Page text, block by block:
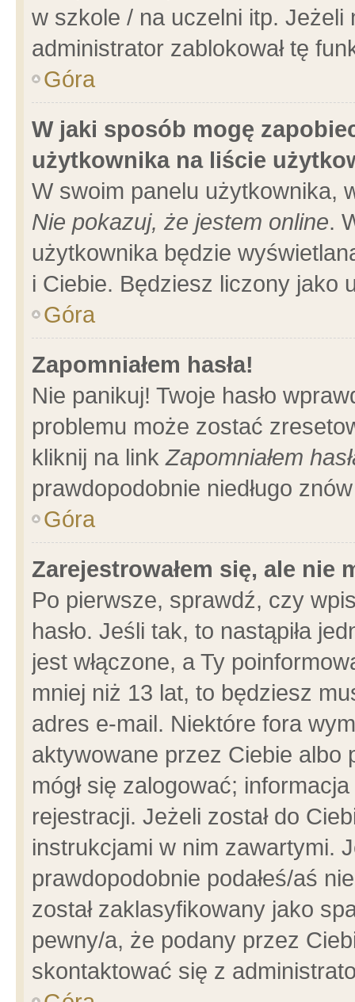
w szkole / na uczelni itp.
administrator zablokował tę
Góra
W jaki sposób mogę
użytkownika na liście
W swoim panelu użytkownika,
Nie pokazuj, że jestem online.
użytkownika będzie
i Ciebie. Będziesz liczony jako
Góra
Zapomniałem hasła!
Nie panikuj! Twoje hasło
problemu może zostać
kliknij na linkZapomniałem
prawdopodobnie niedługo
Góra
Zarejestrowałem się, ale nie
Po pierwsze, sprawdź, czy
hasło. Jeśli tak, to nastąpiła
jest włączone, a Ty
mniej niż 13 lat, to będziesz
adres e-mail. Niektóre fora
aktywowane przez Ciebie albo
mógł się zalogować;
rejestracji. Jeżeli został do
instrukcjami w nim zawartymi.
prawdopodobnie podałeś/aś
został zaklasyfikowany jako
pewny/a, że podany przez
skontaktować się z